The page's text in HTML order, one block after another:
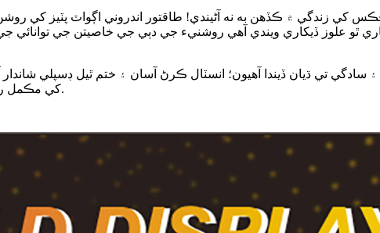
کي زندگي ۾ ڪڏهن به نه آڻيندي! طاقتور اندروني اڳواٽ پٽيز
ٿو علوز ڏيکاري ويندي آهي روشنيء جي دٻي جي خاصيتن جي توانائي جي
۽ سادگي تي ڌيان ڏيندا آهيون؛ انسٽال ڪرڻ آسان ۽ ختم ٿيل ڊسپلي
کي مڪمل رنگ ڪسٽم پرنٽ پر ڪسٽم پرنٽ پر ڪسٽم پرنٽ پر ڪسٽم پرنٽ.